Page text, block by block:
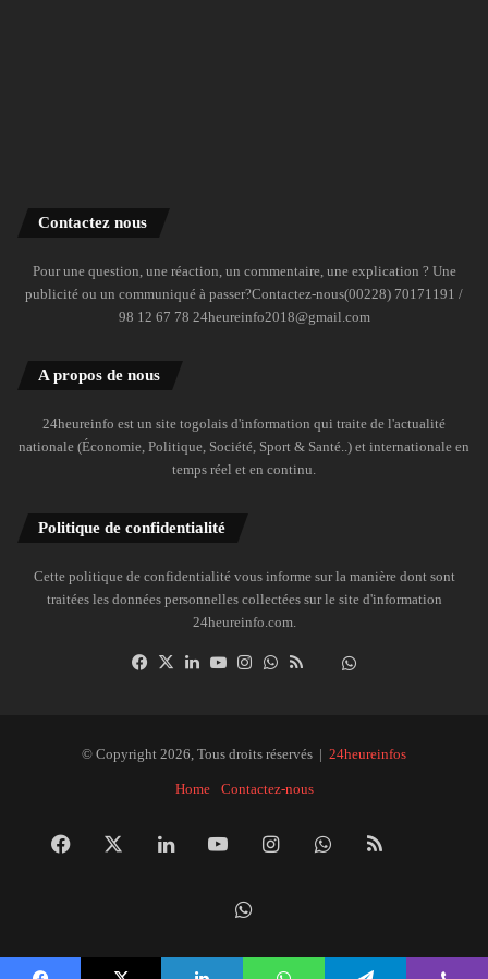
Contactez nous
Pour une question, une réaction, un commentaire, une explication ? Une
publicité ou un communiqué à passer?Contactez-nous(00228) 70171191 /
98 12 67 78 24heureinfo2018@gmail.com
A propos de nous
24heureinfo est un site togolais d'information qui traite de l'actualité
nationale (Économie, Politique, Société, Sport & Santé..) et internationale en
temps réel et en continu.
Politique de confidentialité
Cette politique de confidentialité vous informe sur la manière dont sont
traitées les données personnelles collectées sur le site d'information
24heureinfo.com.
Facebook
X LinkedinYouTubeInstagramWhatsAppDailymotion
© Copyright 2026, Tous droits réservés | 24heureinfos
Home Contactez-nous
Facebook LinkedinYouTubeInstagramWhatsApp
RSS
la